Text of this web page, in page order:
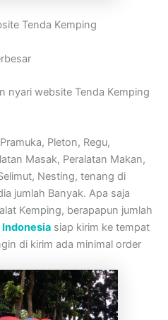
Tenda Kemping
nyari website Tenda Kemping
Pleton, Regu,
Masak, Peralatan Makan,
Nesting, tenang di
jumlah Banyak. Apa saja
Kemping, berapapun jumlah
siap kirim ke tempat
di kirim ada minimal order